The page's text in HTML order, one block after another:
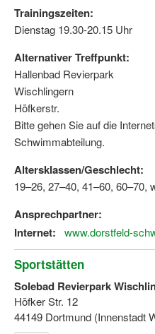
Trainingszeiten:
Dienstag 19.30-20.15 Uhr
Alternativer Treffpunkt:
Hallenbad Revierpark
Wischlingern
Höfkerstr.
Bitte gehen Sie auf die
Schwimmabteilung.
Altersklassen/Geschlecht:
19–26, 27–40, 41–60, 60–70,
Ansprechpartner:
Internet:
www.dorstfeld-
Sportstätten
Solebad Revierpark
Höfker Str. 12
44149 Dortmund (Innenstadt